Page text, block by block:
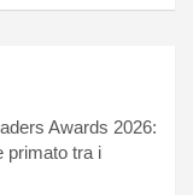
Awards 2026:
primato tra i